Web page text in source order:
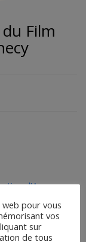
Film
d’Annecy
pour vous
vos
sur
de tous